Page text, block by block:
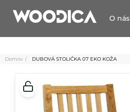
O nás
Domov DUBOVÁ STOLIČKA 07 EKO KOŽA